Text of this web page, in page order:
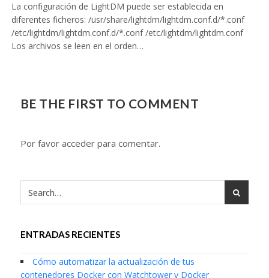
La configuración de LightDM puede ser establecida en
diferentes ficheros: /usr/share/lightdm/lightdm.conf.d/*.conf
/etc/lightdm/lightdm.conf.d/*.conf /etc/lightdm/lightdm.conf
Los archivos se leen en el orden…
BE THE FIRST TO COMMENT
Por favor acceder para comentar.
ENTRADAS RECIENTES
Cómo automatizar la actualización de tus
contenedores Docker con Watchtower y Docker